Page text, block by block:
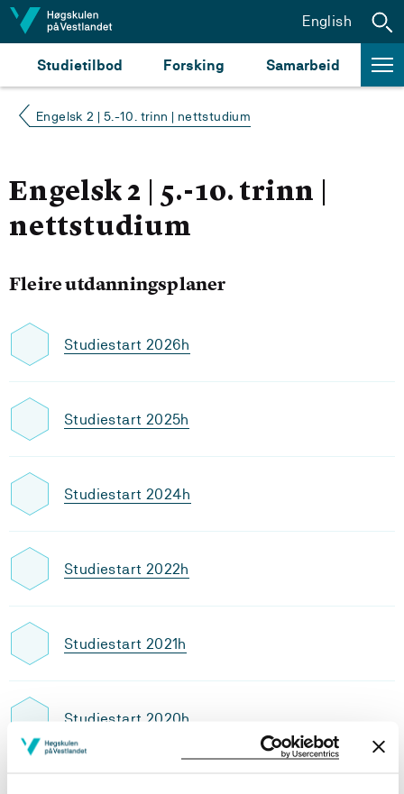
Hopp til innhald
Studietilbod Forsking Samarbeid
English
Engelsk 2 | 5.-10. trinn | nettstudium
Engelsk 2 | 5.-10. trinn |
nettstudium
Fleire utdanningsplaner
Studiestart 2026h
Studiestart 2025h
Studiestart 2024h
Studiestart 2022h
Studiestart 2021h
Studiestart 2020h